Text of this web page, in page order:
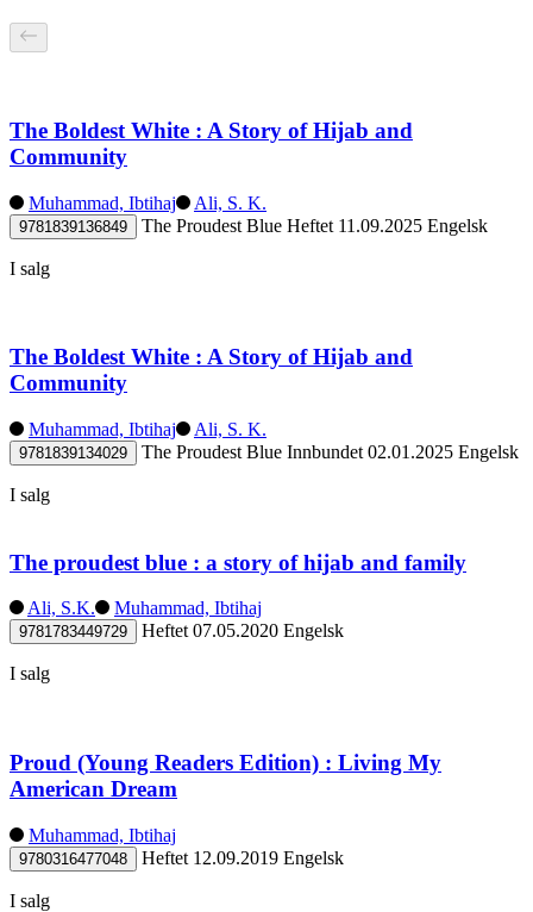
The Boldest White : A Story of Hijab and
Community
Muhammad, Ibtihaj Ali, S. K.
9781839136849 The Proudest Blue Heftet 11.09.2025 Engelsk
I salg
The Boldest White : A Story of Hijab and
Community
Muhammad, Ibtihaj Ali, S. K.
9781839134029 The Proudest Blue Innbundet 02.01.2025 Engelsk
I salg
The proudest blue : a story of hijab and family
Ali, S.K. Muhammad, Ibtihaj
9781783449729 Heftet 07.05.2020 Engelsk
I salg
Proud (Young Readers Edition) : Living My
American Dream
Muhammad, Ibtihaj
9780316477048 Heftet 12.09.2019 Engelsk
I salg